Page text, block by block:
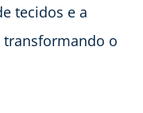
tecidos e a
o